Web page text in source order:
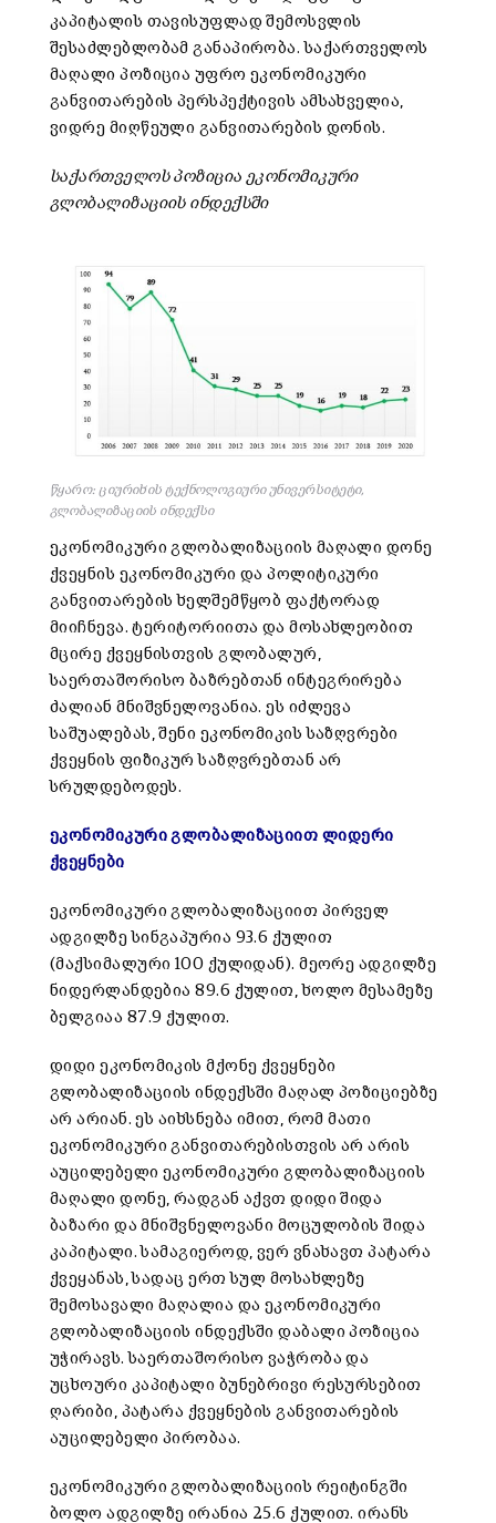
კაპიტალის თავისუფლად შემოსვლის
შესაძლებლობამ განაპირობა. საქართველოს
მაღალი პოზიცია უფრო ეკონომიკური
განვითარების პერსპექტივის ამსახველია,
ვიდრე მიღწეული განვითარების დონის.
საქართველოს პოზიცია ეკონომიკური
გლობალიზაციის ინდექსში
წყარო: ციურიხის ტექნოლოგიური უნივერსიტეტი,
გლობალიზაციის ინდექსი
ეკონომიკური გლობალიზაციის მაღალი დონე
ქვეყნის ეკონომიკური და პოლიტიკური
განვითარების ხელშემწყობ ფაქტორად
მიიჩნევა. ტერიტორიითა და მოსახლეობით
მცირე ქვეყნისთვის გლობალურ,
საერთაშორისო ბაზრებთან ინტეგრირება
ძალიან მნიშვნელოვანია. ეს იძლევა
საშუალებას, შენი ეკონომიკის საზღვრები
ქვეყნის ფიზიკურ საზღვრებთან არ
სრულდებოდეს.
ეკონომიკური გლობალიზაციით ლიდერი
ქვეყნები
ეკონომიკური გლობალიზაციით პირველ
ადგილზე სინგაპურია 93.6 ქულით
(მაქსიმალური 100 ქულიდან). მეორე ადგილზე
ნიდერლანდებია 89.6 ქულით, ხოლო მესამეზე
ბელგიაა 87.9 ქულით.
დიდი ეკონომიკის მქონე ქვეყნები
გლობალიზაციის ინდექსში მაღალ პოზიციებზე
არ არიან. ეს აიხსნება იმით, რომ მათი
ეკონომიკური განვითარებისთვის არ არის
აუცილებელი ეკონომიკური გლობალიზაციის
მაღალი დონე, რადგან აქვთ დიდი შიდა
ბაზარი და მნიშვნელოვანი მოცულობის შიდა
კაპიტალი. სამაგიეროდ, ვერ ვნახავთ პატარა
ქვეყანას, სადაც ერთ სულ მოსახლეზე
შემოსავალი მაღალია და ეკონომიკური
გლობალიზაციის ინდექსში დაბალი პოზიცია
უჭირავს. საერთაშორისო ვაჭრობა და
უცხოური კაპიტალი ბუნებრივი რესურსებით
ღარიბი, პატარა ქვეყნების განვითარების
აუცილებელი პირობაა.
ეკონომიკური გლობალიზაციის რეიტინგში
ბოლო ადგილზე ირანია 25.6 ქულით. ირანს